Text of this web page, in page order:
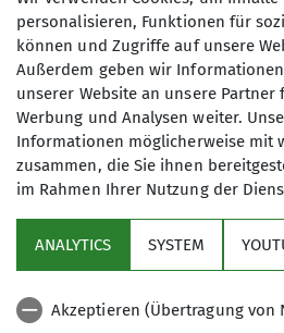
Mitmachen bei der
Kleinods?
Liebes Mitglied,
gemeinsam sanieren wir die
hinterher Vereinsmitgliedern
machen. Um hier die Natur
personalisieren, Funktionen für
können und Zugriffe auf unsere
Außerdem geben wir
unserer Website an unsere Partner
Werbung und Analysen weiter.
Informationen möglicherweise mit
zusammen, die Sie ihnen
im Rahmen Ihrer Nutzung der
ANALYTICS SYSTEM
Akzeptieren (Übertragung von